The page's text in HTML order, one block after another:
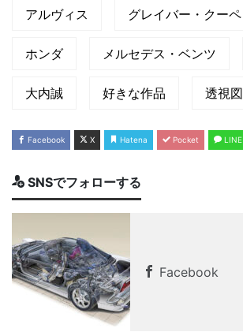
アルヴィス グレイバー・クーペ
ホンダ メルセデス・ベンツ
大内誠 好きな作品 透視図
Facebook X Hatena Pocket LINE
SNSでフォローする
Facebook